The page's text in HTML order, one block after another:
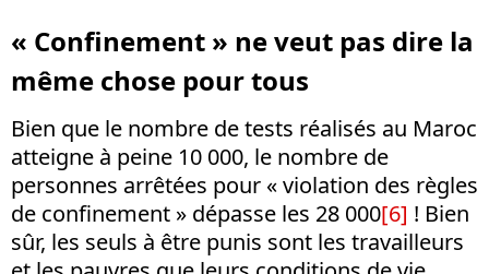
« Confinement » ne veut pas dire la
même chose pour tous
Bien que le nombre de tests réalisés au Maroc
atteigne à peine 10 000, le nombre de
personnes arrêtées pour « violation des règles
de confinement » dépasse les 28 000[6] ! Bien
sûr, les seuls à être punis sont les travailleurs